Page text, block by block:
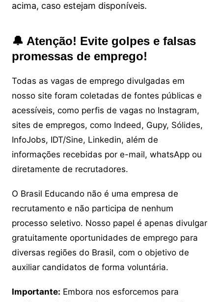
acima, caso estejam disponíveis.
🔔 Atenção! Evite golpes e falsas
promessas de emprego!
Todas as vagas de emprego divulgadas em
nosso site foram coletadas de fontes públicas e
acessíveis, como perfis de vagas no Instagram,
sites de empregos, como Indeed, Gupy, Sólides,
InfoJobs, IDT/Sine, Linkedin, além de
informações recebidas por e-mail, whatsApp ou
diretamente de recrutadores.
O Brasil Educando não é uma empresa de
recrutamento e não participa de nenhum
processo seletivo. Nosso papel é apenas divulgar
gratuitamente oportunidades de emprego para
diversas regiões do Brasil, com o objetivo de
auxiliar candidatos de forma voluntária.
Importante: Embora nos esforcemos para